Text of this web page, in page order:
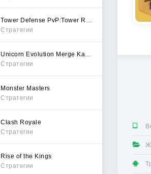
Стратегии
Стратегии
Monster Masters
Стратегии
Clash Royale
Стратегии
Rise of the Kings
Стратегии